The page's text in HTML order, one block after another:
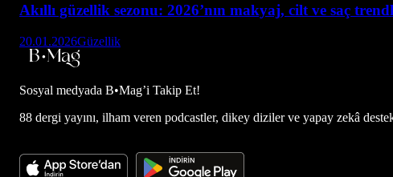
Akıllı güzellik sezonu: 2026’nın makyaj, cilt ve saç
20.01.2026Güzellik
Sosyal medyada B•Mag’i Takip Et!
88 dergi yayını, ilham veren podcastler, dikey diziler ve yapay zekâ